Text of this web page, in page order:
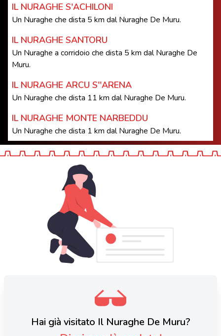
IL NURAGHE S'ACHILONI
Un Nuraghe che dista 5 km dal Nuraghe De Muru.
IL NURAGHE SANTORU
Un Nuraghe a corridoio che dista 5 km dal Nuraghe De
Muru.
IL NURAGHE ARCU S''ARENA
Un Nuraghe che dista 11 km dal Nuraghe De Muru.
IL NURAGHE MONTE NARBEDDU
Un Nuraghe che dista 1 km dal Nuraghe De Muru.
Hai già visitato Il Nuraghe De Muru?